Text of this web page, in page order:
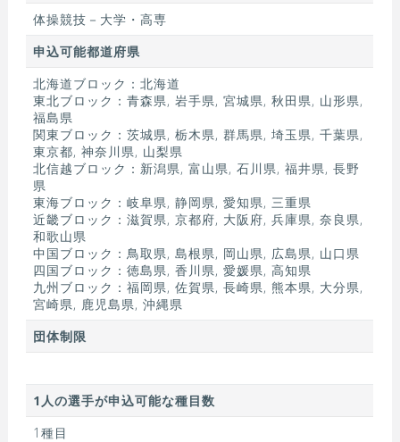
体操競技－大学・高専
申込可能都道府県
北海道ブロック：北海道
東北ブロック：青森県, 岩手県, 宮城県, 秋田県, 山形県,
福島県
関東ブロック：茨城県, 栃木県, 群馬県, 埼玉県, 千葉県,
東京都, 神奈川県, 山梨県
北信越ブロック：新潟県, 富山県, 石川県, 福井県, 長野
県
東海ブロック：岐阜県, 静岡県, 愛知県, 三重県
近畿ブロック：滋賀県, 京都府, 大阪府, 兵庫県, 奈良県,
和歌山県
中国ブロック：鳥取県, 島根県, 岡山県, 広島県, 山口県
四国ブロック：徳島県, 香川県, 愛媛県, 高知県
九州ブロック：福岡県, 佐賀県, 長崎県, 熊本県, 大分県,
宮崎県, 鹿児島県, 沖縄県
団体制限
1人の選手が申込可能な種目数
1種目